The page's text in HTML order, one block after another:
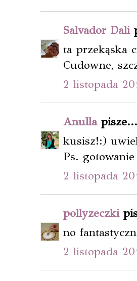
Salvador Dali
ta przekąska
Cudowne,
2 listopada
Anullapisze...
kusisz!:)
Ps.
2 listopada
pollyzeczki
no
2 listopada